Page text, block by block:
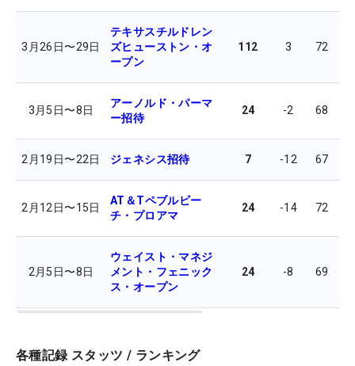
3月26日〜29日
テキサスチルドレン
ズヒューストン・オ
ープン
112 3 72
3月5日〜8日
アーノルド・パーマ
ー招待
24 -2 68
2月19日〜22日 ジェネシス招待 7 -12 67
2月12日〜15日
AT＆Tペブルビー
チ・プロアマ
24 -14 72
2月5日〜8日
ウェイスト・マネジ
メント・フェニック
ス・オープン
24 -8 69
各種記録 スタッツ / ランキング